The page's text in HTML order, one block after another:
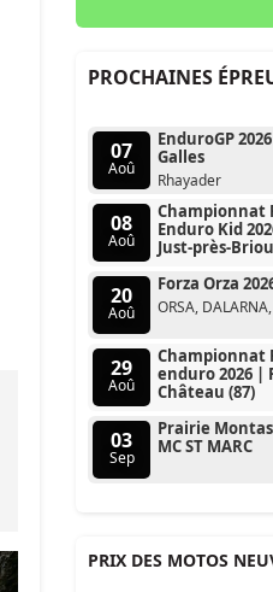
PROCHAINES
07
Aoû
EnduroGP
Galles
Rhayader
08
Aoû
Championnat
Enduro Kid
Just-près-
20
Aoû
Forza Orza
ORSA,
29
Aoû
Championnat
enduro 2026 |
Château (87)
03
Sep
Prairie
MC ST MARC
PRIX DES MOTOS